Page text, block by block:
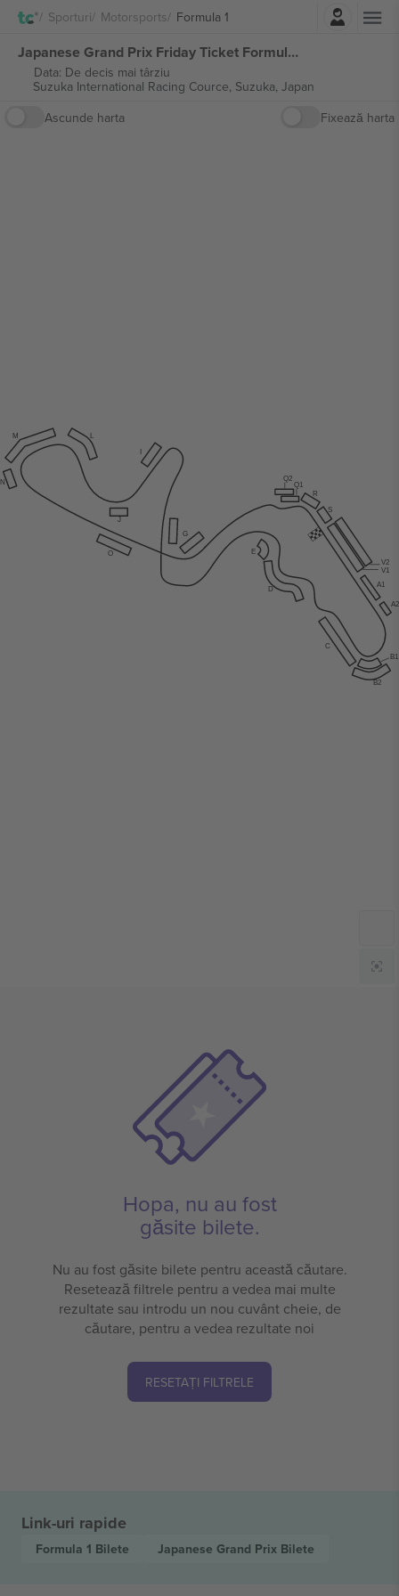
Sporturi Motorsports Formula 1Autentificare
Japanese Grand Prix Friday Ticket Formula 1 bilete
Data: De decis mai târziu
Suzuka International Racing Cource, Suzuka, Japan
Ascunde harta
Fixează harta
N
M L
J
O
G
E
D
C
B2
B1
A2
A1
V1
V2
S
R
Q1
Q2
Hopa, nu au fost
găsite bilete.
Nu au fost găsite bilete pentru această căutare.
Resetează filtrele pentru a vedea mai multe
rezultate sau introdu un nou cuvânt cheie, de
căutare, pentru a vedea rezultate noi
RESETAȚI FILTRELE
Link-uri rapide
Formula 1 Bilete Japanese Grand Prix Bilete